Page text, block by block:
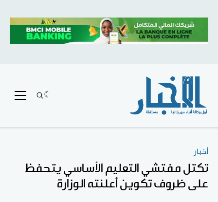
أخبار
تكتل مفتشي التعليم الأساسي يتحفظ
على ظروف تكوين أعلنته الوزارة